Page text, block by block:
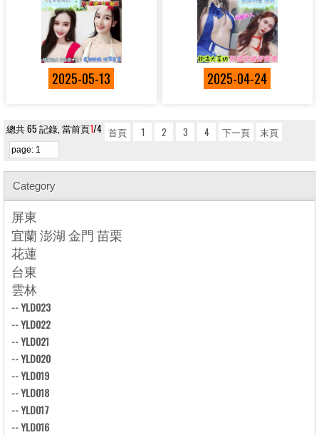
2025-05-13 2025-04-24
總共 65 記錄, 當前頁1/4 首頁 1 2 3 4 下一頁 末頁
Category
屏東
宜蘭 澎湖 金門 苗栗
花蓮
台東
雲林
--YLD023
--YLD022
--YLD021
--YLD020
--YLD019
--YLD018
--YLD017
--YLD016